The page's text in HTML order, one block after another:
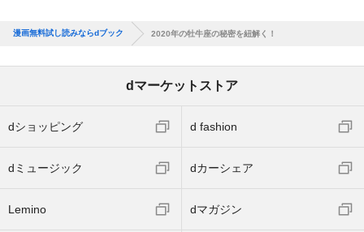
漫画無料試し読みならdブック 2020年の牡牛座の秘密を紐解く！
dマーケットストア
dショッピング d fashion
dミュージック dカーシェア
Lemino dマガジン